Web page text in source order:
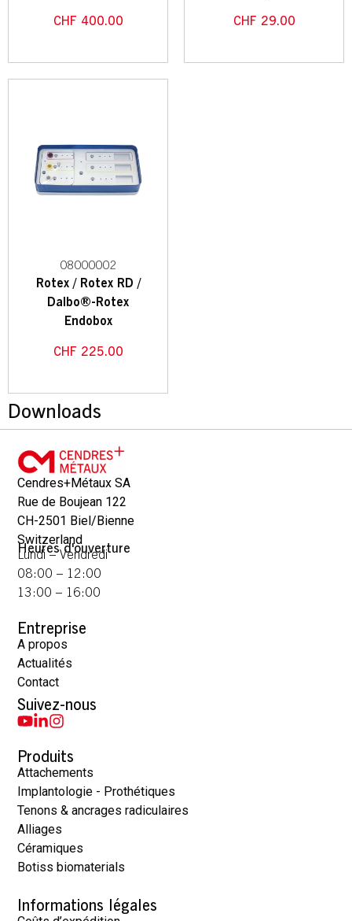
CHF 400.00
CHF 29.00
08000002
Rotex / Rotex RD /
Dalbo®-Rotex
Endobox
CHF 225.00
Downloads
Cendres+Métaux SA
Rue de Boujean 122
CH-2501 Biel/Bienne
Switzerland
Heures d'ouverture
Lundi – Vendredi
08:00 – 12:00
13:00 – 16:00
Entreprise
A propos
Actualités
Contact
Suivez-nous
Produits
Attachements
Implantologie - Prothétiques
Tenons & ancrages radiculaires
Alliages
Céramiques
Botiss biomaterials
Informations légales